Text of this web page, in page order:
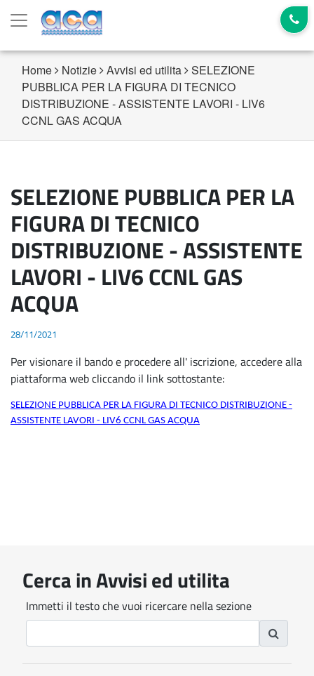
Home Notizie Avvisi ed utilita
SELEZIONE
PUBBLICA PER LA FIGURA DI TECNICO
DISTRIBUZIONE - ASSISTENTE LAVORI - LIV6
CCNL GAS ACQUA
SELEZIONE PUBBLICA PER LA
FIGURA DI TECNICO
DISTRIBUZIONE - ASSISTENTE
LAVORI - LIV6 CCNL GAS
ACQUA
28/11/2021
Per visionare il bando e procedere all' iscrizione, accedere alla
piattaforma web cliccando il link sottostante:
SELEZIONE PUBBLICA PER LA FIGURA DI TECNICO DISTRIBUZIONE -
ASSISTENTE LAVORI - LIV6 CCNL GAS ACQUA
Cerca in Avvisi ed utilita
Immetti il testo che vuoi ricercare nella sezione